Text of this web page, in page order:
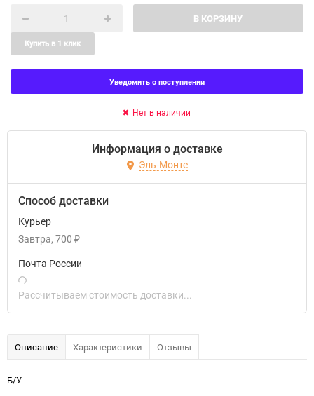
В КОРЗИНУ
Купить в 1 клик
Уведомить о поступлении
Нет в наличии
Информация о доставке
Эль-Монте
Способ доставки
Курьер
Завтра 700 ₽
Почта России
Рассчитываем стоимость доставки...
Описание Характеристики Отзывы
Б/У